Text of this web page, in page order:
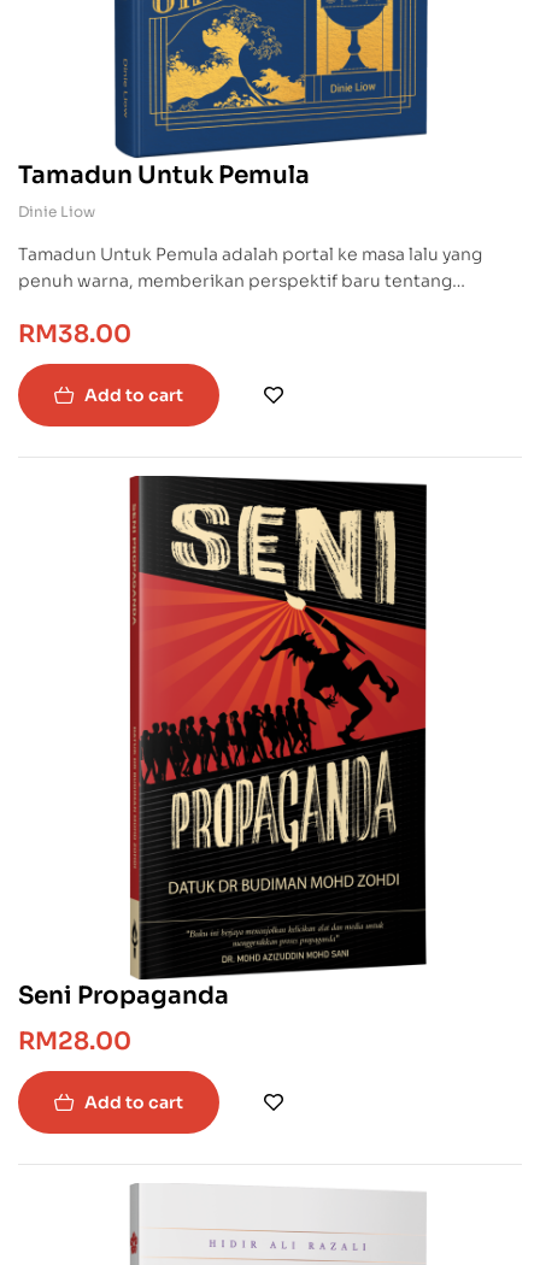
Tamadun Untuk Pemula
Dinie Liow
Tamadun Untuk Pemula adalah portal ke masa lalu yang
penuh warna, memberikan perspektif baru tentang
ini. Jadikan buku ini teman setia dalam mengeksplorasi
sejarah dan budaya dunia.
RM38.00
Add to cart
Seni Propaganda
RM28.00
Add to cart